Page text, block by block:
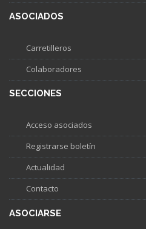
ASOCIADOS
Carretilleros
Colaboradores
SECCIONES
Acceso asociados
Registrarse boletín
Actualidad
Contacto
ASOCIARSE